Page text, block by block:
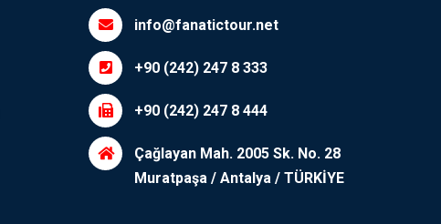
info@fanatictour.net
+90 (242) 247 8 333
+90 (242) 247 8 444
Çağlayan Mah. 2005 Sk. No. 28
Muratpaşa / Antalya / TÜRKİYE